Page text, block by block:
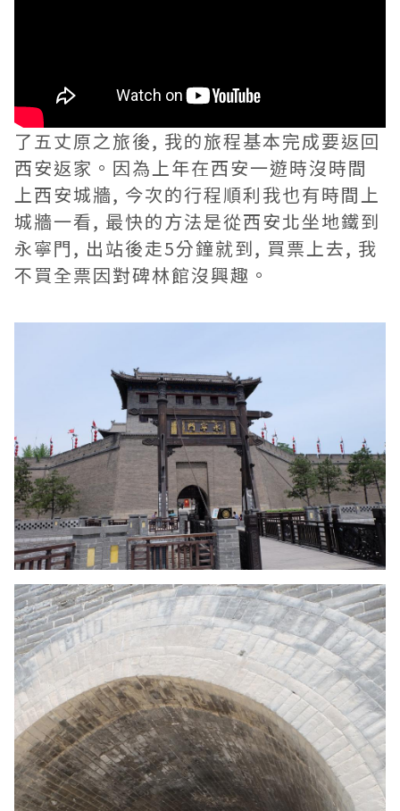
了五丈原之旅後, 我的旅程基本完成要返回
西安返家。因為上年在西安一遊時沒時間
上西安城牆, 今次的行程順利我也有時間上
城牆一看, 最快的方法是從西安北坐地鐵到
永寧門, 出站後走5分鐘就到, 買票上去, 我
不買全票因對碑林館沒興趣。